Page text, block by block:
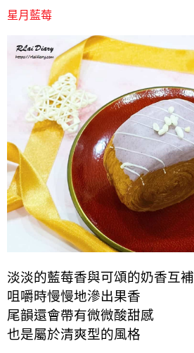
星月藍莓
淡淡的藍莓香與可頌的奶香互補
咀嚼時慢慢地滲出果香
尾韻還會帶有微微酸甜感
也是屬於清爽型的風格